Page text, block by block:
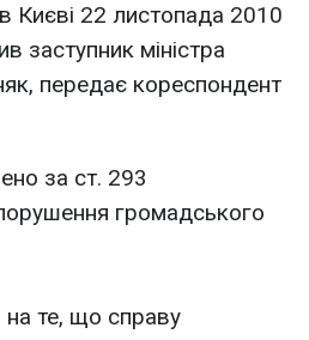
Києві 22 листопада 2010
заступник міністра
передає кореспондент
за ст. 293
громадського
те, що справу